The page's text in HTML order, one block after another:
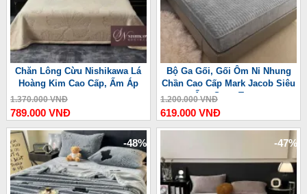
Chăn Lông Cừu Nishikawa Lá
Hoàng Kim Cao Cấp, Ấm Áp
1.370.000 VNĐ
789.000 VNĐ
Bộ Ga Gối, Gối Ôm Nỉ Nhung
Chần Cao Cấp Mark Jacob Siêu
Ấm, Sang Trọng
1.200.000 VNĐ
619.000 VNĐ
-48% -47%